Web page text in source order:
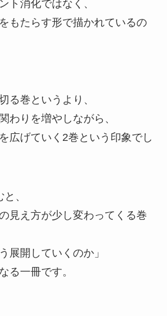
ト消化ではなく、
もたらす形で描かれているの
る巻というより、
わりを増やしながら、
広げていく2巻という印象でし
、
見え方が少し変わってくる巻
展開していくのか」
る一冊です。